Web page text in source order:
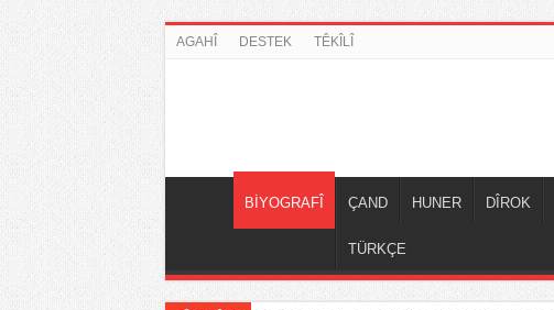
AGAHÎ DESTEK TÊKÎLÎ
BİYOGRAFÎ ÇAND HUNER DÎROK
TÜRKÇE